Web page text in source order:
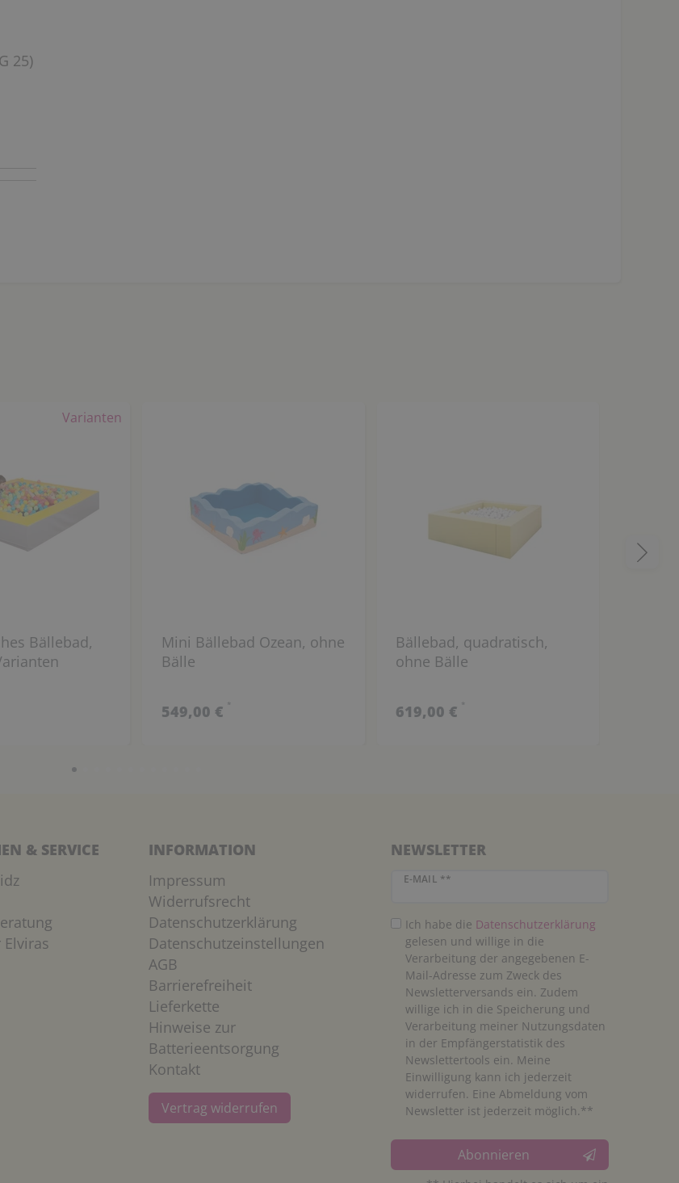
25)
Varianten
Bällebad,
Mini Bällebad Ozean, ohne
Bälle
549,00 € *
Bällebad, quadratisch,
ohne Bälle
619,00 € *
& SERVICE
INFORMATION
Impressum
Widerrufsrecht
Datenschutzerklärung
Datenschutzeinstellungen
AGB
Barrierefreiheit
Lieferkette
Hinweise zur
Batterieentsorgung
Kontakt
Vertrag widerrufen
NEWSLETTER
E-MAIL **
Newsletter Honig
Ich habe die Daten­schutz­erklärung
gelesen und willige in die
Verarbeitung der angegebenen E-
Mail-Adresse zum Zweck des
Newsletterversands ein. Zudem
willige ich in die Speicherung und
Verarbeitung meiner Nutzungsdaten
in der Empfängerstatistik des
Newslettertools ein. Meine
Einwilligung kann ich jederzeit
widerrufen. Eine Abmeldung vom
Newsletter ist jederzeit möglich.**
Abonnieren